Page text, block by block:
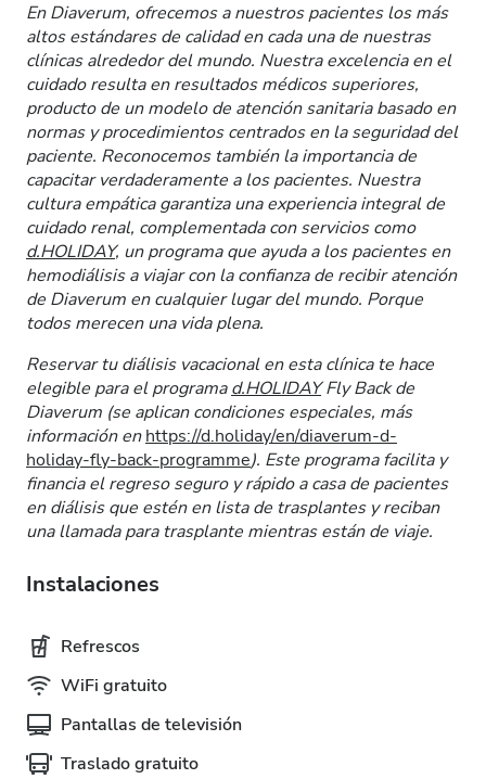
En Diaverum, ofrecemos a nuestros pacientes los más
altos estándares de calidad en cada una de nuestras
clínicas alrededor del mundo. Nuestra excelencia en el
cuidado resulta en resultados médicos superiores,
producto de un modelo de atención sanitaria basado en
normas y procedimientos centrados en la seguridad del
paciente. Reconocemos también la importancia de
capacitar verdaderamente a los pacientes. Nuestra
cultura empática garantiza una experiencia integral de
cuidado renal, complementada con servicios como
d.HOLIDAY, un programa que ayuda a los pacientes en
hemodiálisis a viajar con la confianza de recibir atención
de Diaverum en cualquier lugar del mundo. Porque
todos merecen una vida plena.
Reservar tu diálisis vacacional en esta clínica te hace
elegible para el programad.HOLIDAYFly Back de
Diaverum (se aplican condiciones especiales, más
información enhttps://d.holiday/en/diaverum-d-
holiday-fly-back-programme). Este programa facilita y
financia el regreso seguro y rápido a casa de pacientes
en diálisis que estén en lista de trasplantes y reciban
una llamada para trasplante mientras están de viaje.
Instalaciones
Refrescos
WiFi gratuito
Pantallas de televisión
Traslado gratuito